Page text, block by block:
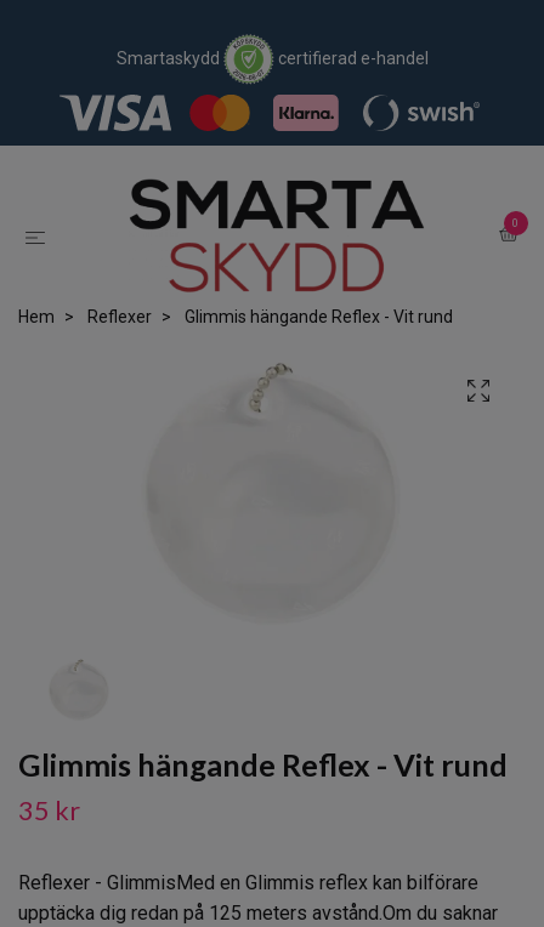
Smartaskydd certifierad e-handel
0
Hem Reflexer Glimmis hängande Reflex - Vit rund
Glimmis hängande Reflex - Vit rund
35 kr
Reflexer - GlimmisMed en Glimmis reflex kan bilförare
upptäcka dig redan på 125 meters avstånd.Om du saknar